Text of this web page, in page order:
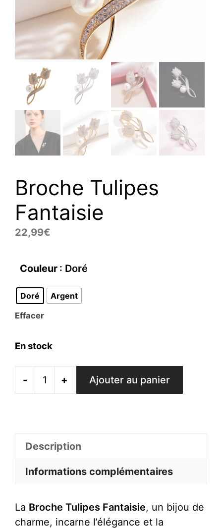
Broche Tulipes
Fantaisie
22,99€
Couleur : Doré
Doré
Argent
Effacer
En stock
-
quantité
Fantaisie
+ Ajouter au panier
Description
Informations complémentaires
La Broche Tulipes Fantaisie, un bijou de
charme, incarne l’élégance et la